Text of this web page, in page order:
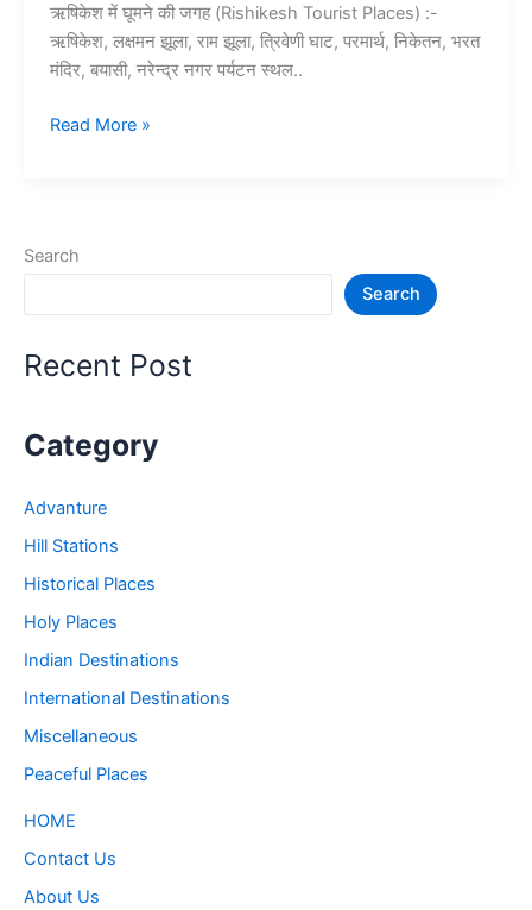
ऋषिकेश में घूमने की जगह (Rishikesh Tourist Places) :-
ऋषिकेश, लक्षमन झूला, राम झूला, त्रिवेणी घाट, परमार्थ, निकेतन, भरत
मंदिर, बयासी, नरेन्द्र नगर पर्यटन स्थल..
10+
जगह
Places
Read More »
Search
Search
Recent Post
Category
Advanture
Hill Stations
Historical Places
Holy Places
Indian Destinations
International Destinations
Miscellaneous
Peaceful Places
HOME
Contact Us
About Us